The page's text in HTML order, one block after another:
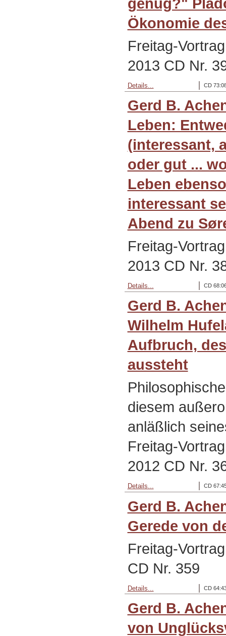
Ökonomie
Freitag-
2013 CD Nr.
CD
Details...
Gerd B.
Leben:
(interessant,
oder gut ...
Leben
interessant
Abend zu
Freitag-
2013 CD Nr.
CD
Details...
Gerd B.
Wilhelm
Aufbruch,
aussteht
diesem
anläßlich
Freitag-
2012 CD Nr.
CD
Details...
Gerd B.
Gerede von
Freitag-
CD Nr. 359
CD
Details...
Gerd B.
von